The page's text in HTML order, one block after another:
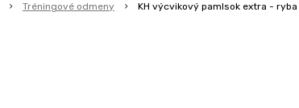
Tréningové odmeny KH výcvikový pamlsok extra -